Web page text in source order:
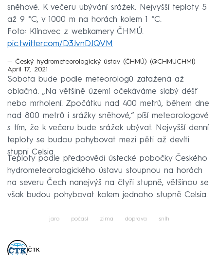
sněhové. K večeru ubývání srážek. Nejvyšší teploty 5
až 9 °C, v 1000 m na horách kolem 1 °C.
Foto: Klínovec z webkamery ČHMÚ.
pic.twitter.com/D3JvnDJQVM
— Český hydrometeorologický ústav (ČHMÚ) (@CHMUCHMI)
April 17, 2021
Sobota bude podle meteorologů zatažená až
oblačná. „Na většině území očekáváme slabý déšť
nebo mrholení. Zpočátku nad 400 metrů, během dne
nad 800 metrů i srážky sněhové,“ píší meteorologové
s tím, že k večeru bude srážek ubývat. Nejvyšší denní
teploty se budou pohybovat mezi pěti až devíti
stupni Celsia.
Teploty podle předpovědi ústecké pobočky Českého
hydrometeorologického ústavu stoupnou na horách
na severu Čech nanejvýš na čtyři stupně, většinou se
však budou pohybovat kolem jednoho stupně Celsia.
jaro počasí zima doprava sníh
ČTK